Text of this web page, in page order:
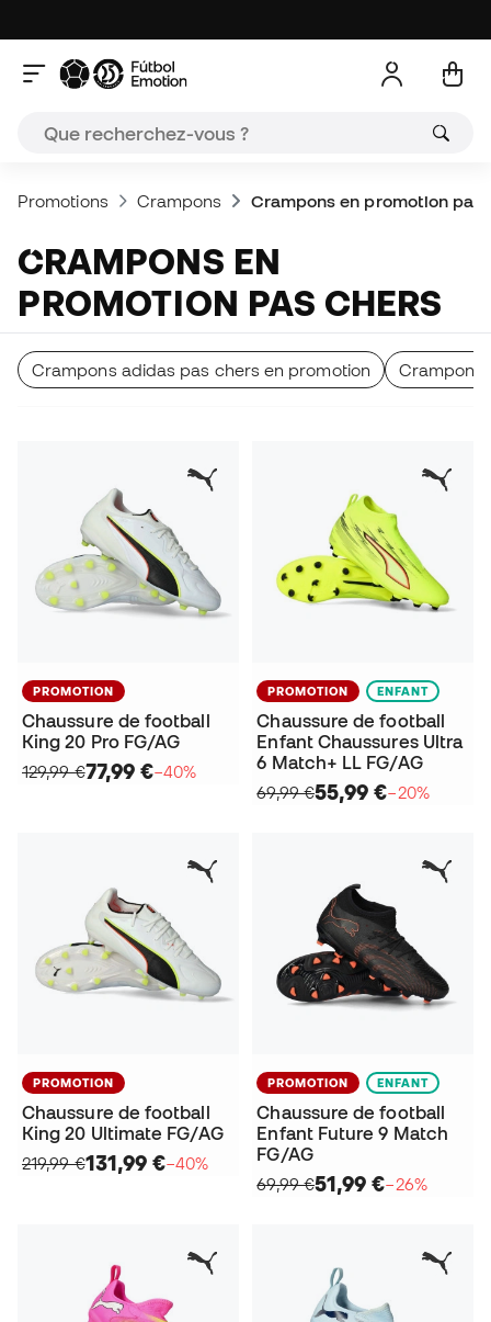
Promotions Crampons Crampons en promotion pas
CRAMPONS EN
PROMOTION PAS CHERS
Crampons adidas pas chers en promotion Crampons
PROMOTION
Chaussure de football
King 20 Pro FG/AG
129,99 €77,99 €−40%
PROMOTION ENFANT
Chaussure de football
Enfant Chaussures Ultra
6 Match+ LL FG/AG
69,99 €55,99 €−20%
PROMOTION
Chaussure de football
King 20 Ultimate FG/AG
219,99 €131,99 €−40%
PROMOTION ENFANT
Chaussure de football
Enfant Future 9 Match
FG/AG
69,99 €51,99 €−26%